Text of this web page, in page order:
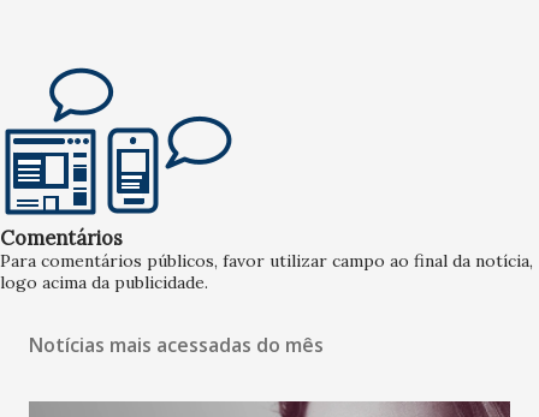
Comentários
Para comentários públicos, favor utilizar campo ao final da notícia,
logo acima da publicidade.
Notícias mais acessadas do mês